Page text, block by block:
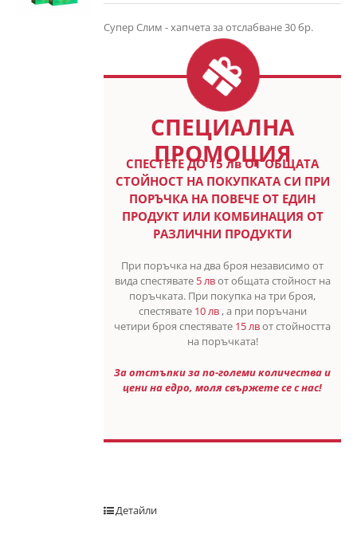
Супер Слим - хапчета за отслабване 30 бр.
СПЕЦИАЛНА
ПРОМОЦИЯ
СПЕСТETE ДО 15 лв ОТ ОБЩАТА
СТОЙНОСТ НА ПОКУПКАТА СИ ПРИ
ПОРЪЧКА НА ПОВЕЧЕ ОТ ЕДИН
ПРОДУКТ ИЛИ КОМБИНАЦИЯ ОТ
РАЗЛИЧНИ ПРОДУКТИ
При поръчка на два броя независимо от
вида спестявате 5 лвот общата стойност на
поръчката. При покупка на три броя,
спестявате 10 лв , а при поръчани
четири броя спестявате 15 лвот стойността
на поръчката!
За отстъпки за по-големи количества и
цени на едро, моля свържете се с нас!
Детайли